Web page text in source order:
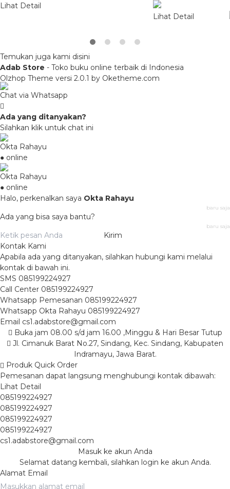
Lihat Detail
Lihat Detail
Temukan juga kami disini
Adab Store - Toko buku online terbaik di Indonesia
Olzhop Theme versi 2.0.1 by Oketheme.com
Chat via Whatsapp
Ada yang ditanyakan?
Silahkan klik untuk chat ini
Okta Rahayu
● online
Okta Rahayu
● online
Halo, perkenalkan saya Okta Rahayu
baru saja
Ada yang bisa saya bantu?
baru saja
Kirim
Kontak Kami
Apabila ada yang ditanyakan, silahkan hubungi kami melalui
kontak di bawah ini.
SMS 085199224927
Call Center 085199224927
Whatsapp Pemesanan 085199224927
Whatsapp Okta Rahayu 085199224927
Email cs1.adabstore@gmail.com
Buka jam 08.00 s/d jam 16.00 ,Minggu & Hari Besar Tutup
Jl. Cimanuk Barat No.27, Sindang, Kec. Sindang, Kabupaten
Indramayu, Jawa Barat.
Produk Quick Order
Pemesanan dapat langsung menghubungi kontak dibawah:
Lihat Detail
085199224927
085199224927
085199224927
085199224927
cs1.adabstore@gmail.com
Masuk ke akun Anda
Selamat datang kembali, silahkan login ke akun Anda.
Alamat Email